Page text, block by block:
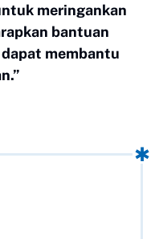
meringankan
bantuan
membantu